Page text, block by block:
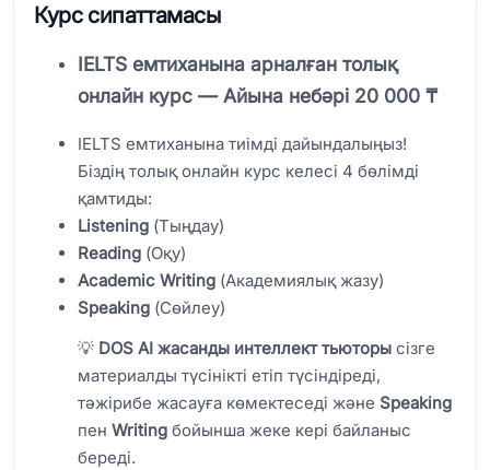
Курс сипаттамасы
IELTS емтиханына арналған толық
онлайн курс — Айына небәрі 20 000 ₸
IELTS емтиханына тиімді дайындалыңыз!
Біздің толық онлайн курс келесі 4 бөлімді
қамтиды:
Listening (Тыңдау)
Reading (Оқу)
Academic Writing (Академиялық жазу)
Speaking (Сөйлеу)
💡 DOS AI жасанды интеллект тьюторы сізге
материалды түсінікті етіп түсіндіреді,
тәжірибе жасауға көмектеседі және Speaking
пен Writing бойынша жеке кері байланыс
береді.